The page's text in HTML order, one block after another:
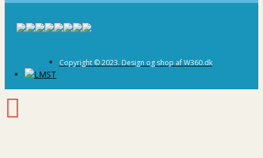
Copyright © 2023. Design og shop af W360.dk